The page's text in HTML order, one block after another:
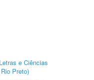
e Ciências
Preto)